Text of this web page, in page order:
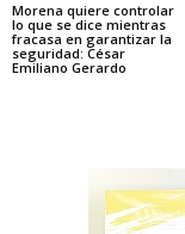
Morena quiere controlar
lo que se dice mientras
fracasa en garantizar la
seguridad: César
Emiliano Gerardo